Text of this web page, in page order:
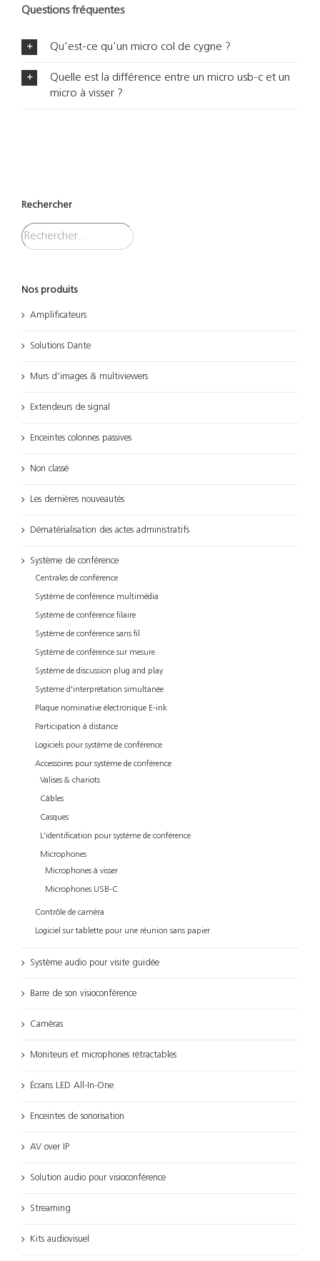
Questions fréquentes
Qu'est-ce qu'un micro col de cygne ?
Quelle est la différence entre un micro usb-c et un
micro à visser ?
Rechercher
Nos produits
Amplificateurs
Solutions Dante
Murs d’images & multiviewers
Extendeurs de signal
Enceintes colonnes passives
Non classé
Les dernières nouveautés
Dématérialisation des actes administratifs
Système de conférence
Centrales de conférence
Système de conférence multimédia
Système de conférence filaire
Système de conférence sans fil
Système de conférence sur mesure
Système de discussion plug and play
Système d'interprétation simultanée
Plaque nominative électronique E-ink
Participation à distance
Logiciels pour système de conférence
Accessoires pour système de conférence
Valises & chariots
Câbles
Casques
L'identification pour système de conférence
Microphones
Microphones à visser
Microphones USB-C
Contrôle de caméra
Logiciel sur tablette pour une réunion sans papier
Système audio pour visite guidée
Barre de son visioconférence
Caméras
Moniteurs et microphones rétractables
Écrans LED All-In-One
Enceintes de sonorisation
AV over IP
Solution audio pour visioconférence
Streaming
Kits audiovisuel